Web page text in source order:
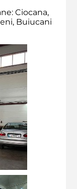
Ciocana,
Buiucani